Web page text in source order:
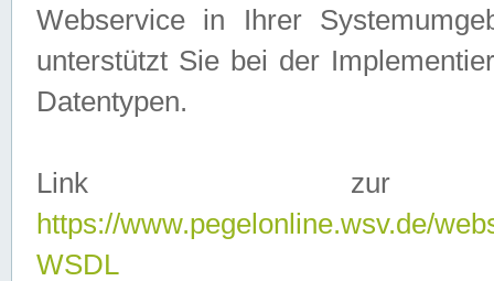
Webservice in Ihrer
unterstützt Sie bei der
Datentypen.
Link zur
https://www.pegelonline.wsv.de/
WSDL